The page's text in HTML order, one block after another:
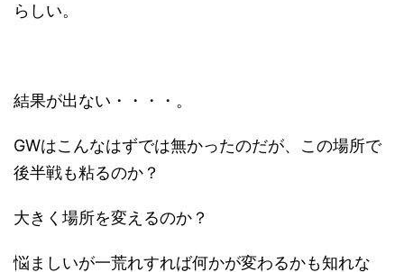
らしい。
結果が出ない・・・・。
GWはこんなはずでは無かったのだが、この場所で
後半戦も粘るのか？
大きく場所を変えるのか？
悩ましいが一荒れすれば何かが変わるかも知れな